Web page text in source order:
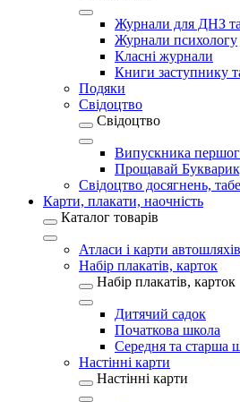
Журнали для ДНЗ
Журнали психологу
Класні журнали
Книги заступнику
Подяки
Свідоцтво
Свідоцтво
Випускника
Прощавай
Свідоцтво досягнень,
Карти, плакати, наочність
Каталог товарів
Атласи і карти автошляхів
Набір плакатів, карток
Набір плакатів, карток
Дитячий садок
Початкова школа
Середня та старша
Настінні карти
Настінні карти